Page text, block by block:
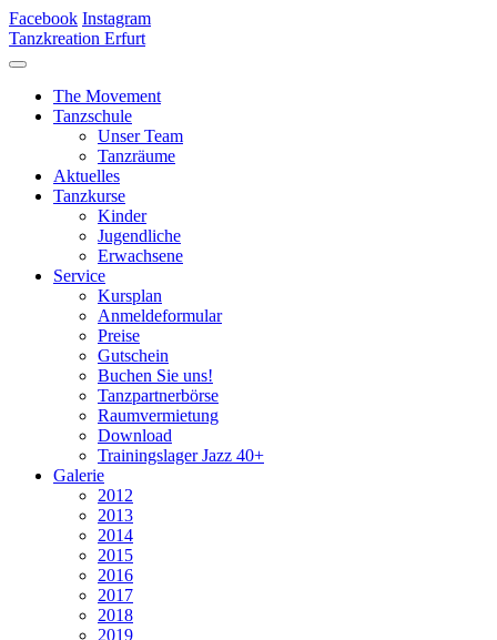
Facebook Instagram
Tanzkreation Erfurt
The Movement
Tanzschule
Unser Team
Tanzräume
Aktuelles
Tanzkurse
Kinder
Jugendliche
Erwachsene
Service
Kursplan
Anmeldeformular
Preise
Gutschein
Buchen Sie uns!
Tanzpartnerbörse
Raumvermietung
Download
Trainingslager Jazz 40+
Galerie
2012
2013
2014
2015
2016
2017
2018
2019